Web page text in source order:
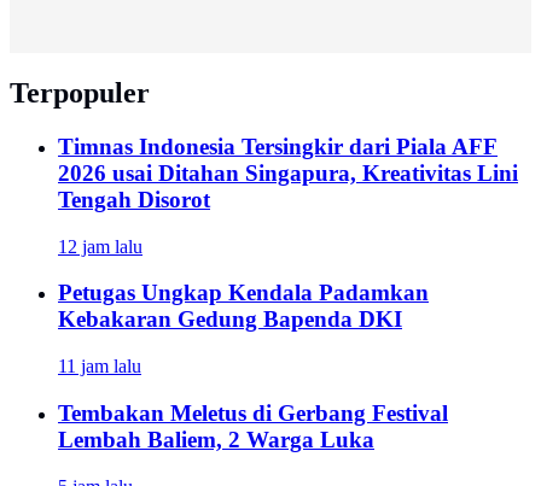
Terpopuler
Timnas Indonesia Tersingkir dari Piala AFF
2026 usai Ditahan Singapura, Kreativitas Lini
Tengah Disorot
12 jam lalu
Petugas Ungkap Kendala Padamkan
Kebakaran Gedung Bapenda DKI
11 jam lalu
Tembakan Meletus di Gerbang Festival
Lembah Baliem, 2 Warga Luka